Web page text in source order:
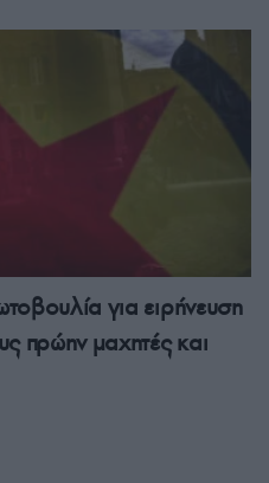
για ειρήνευση
πρώην μαχητές και